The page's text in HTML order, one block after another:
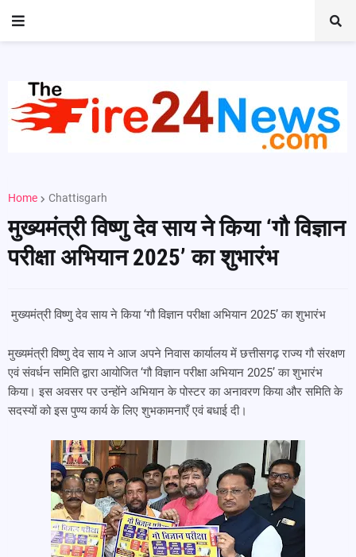
Home Chattisgarh
मुख्यमंत्री विष्णु देव साय ने किया ‘गौ विज्ञान
परीक्षा अभियान 2025’ का शुभारंभ
मुख्यमंत्री विष्णु देव साय ने किया ‘गौ विज्ञान परीक्षा अभियान 2025’ का शुभारंभ
मुख्यमंत्री विष्णु देव साय ने आज अपने निवास कार्यालय में छत्तीसगढ़ राज्य गौ संरक्षण
एवं संवर्धन समिति द्वारा आयोजित ‘गौ विज्ञान परीक्षा अभियान 2025’ का शुभारंभ
किया। इस अवसर पर उन्होंने अभियान के पोस्टर का अनावरण किया और समिति के
सदस्यों को इस पुण्य कार्य के लिए शुभकामनाएँ एवं बधाई दी।